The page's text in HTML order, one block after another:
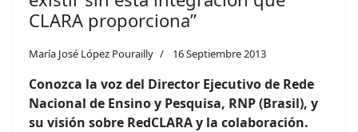
CLARA proporciona”
María José López Pourailly 16 Septiembre 2013
Conozca la voz del Director Ejecutivo de Rede
Nacional de Ensino y Pesquisa, RNP (Brasil), y
su visión sobre RedCLARA y la colaboración.